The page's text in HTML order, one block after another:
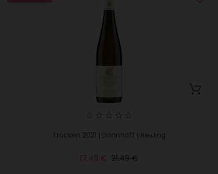
Trocken 2021 | Dönnhoff | Riesling
17,49 € Precio
21,49 €Precio